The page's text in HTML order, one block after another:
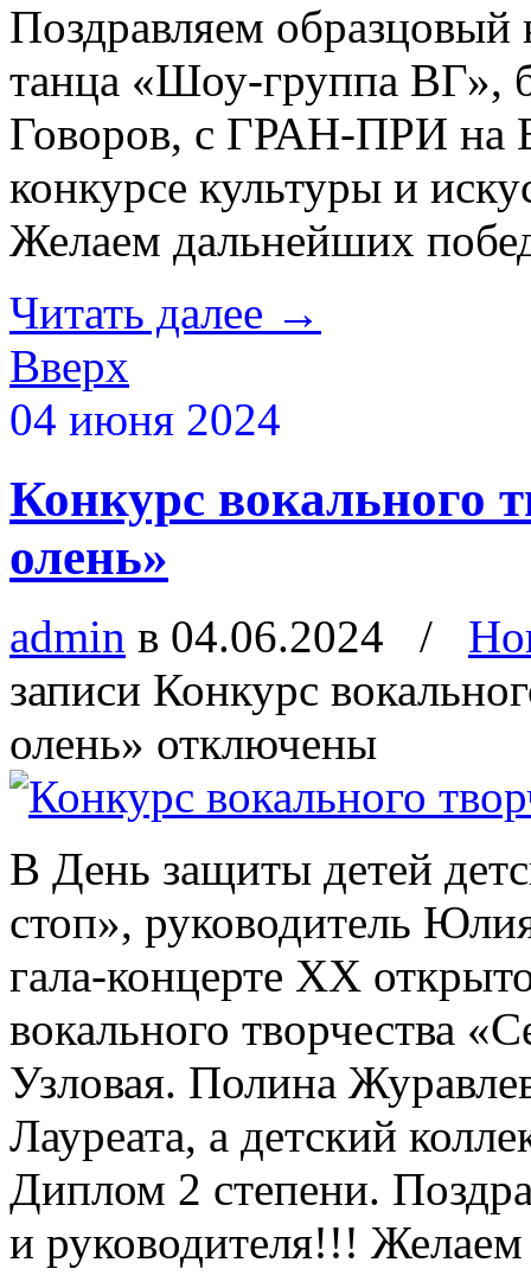
Поздравляем образцовый
танца «Шоу-группа ВГ»,
Говоров, с ГРАН-ПРИ на
конкурсе культуры и
Желаем дальнейших
Читать далее →
Вверх
04 июня 2024
Конкурс вокального
олень»
admin в 04.06.2024 /
записи Конкурс
олень» отключены
В День защиты детей
стоп», руководитель
гала-концерте XX
вокального творчества
Узловая. Полина
Лауреата, а детский
Диплом 2 степени.
и руководителя!!!